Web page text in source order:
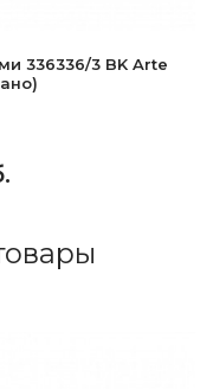
336336/3 BK Arte